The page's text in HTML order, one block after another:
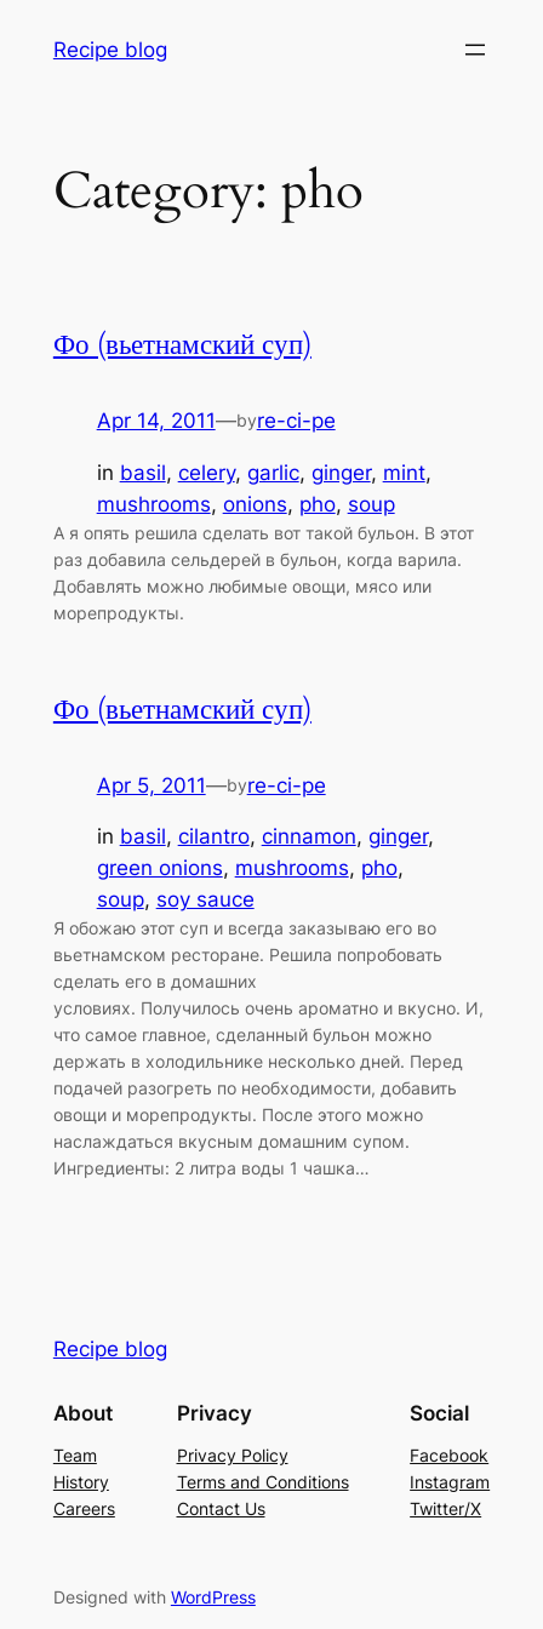
Recipe blog
Category: pho
Фо (вьетнамский суп)
Apr 14, 2011—byre-ci-pe
in basil, celery, garlic, ginger, mint
mushrooms, onions, pho, soup
А я опять решила сделать вот такой бульон. В этот
раз добавила сельдерей в бульон, когда варила.
Добавлять можно любимые овощи, мясо или
морепродукты.
Фо (вьетнамский суп)
Apr 5, 2011—byre-ci-pe
in basil, cilantro, cinnamon, ginger
green onions, mushrooms, pho
soup, soy sauce
Я обожаю этот суп и всегда заказываю его во
вьетнамском ресторане. Решила попробовать
сделать его в домашних
условиях. Получилось очень ароматно и вкусно. И,
что самое главное, сделанный бульон можно
держать в холодильнике несколько дней. Перед
подачей разогреть по необходимости, добавить
овощи и морепродукты. После этого можно
наслаждаться вкусным домашним супом.
Ингредиенты: 2 литра воды 1 чашка…
Recipe blog
About
Team
History
Careers
Privacy
Privacy Policy
Terms and Conditions
Contact Us
Social
Facebook
Instagram
Twitter/X
Designed with WordPress